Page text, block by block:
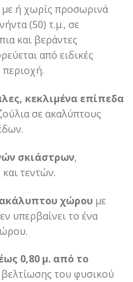
με ή χωρίς προσωρινά
(50) τ.μ., σε
και βεράντες
από ειδικές
κεκλιμένα επίπεδα
σε ακαλύπτους
σκιάστρων,
τεντών.
χώρου με
υπερβαίνει το ένα
0,80 μ. από το
βελτίωσης του φυσικού